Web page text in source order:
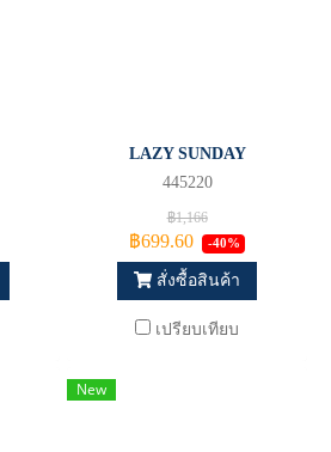
LAZY SUNDAY
445220
฿1,166
฿699.60 -40%
สั่งซื้อสินค้า
เปรียบเทียบ
New